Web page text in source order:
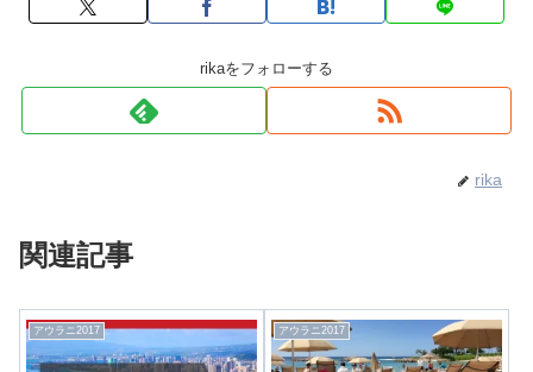
rikaをフォローする
rika
関連記事
アウラニ2017 アウラニ2017